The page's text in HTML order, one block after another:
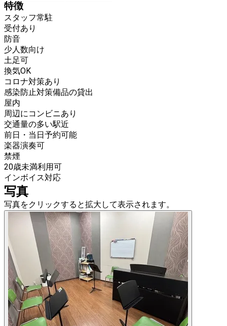
特徴
スタッフ常駐
受付あり
防音
少人数向け
土足可
換気OK
コロナ対策あり
感染防止対策備品の貸出
屋内
周辺にコンビニあり
交通量の多い駅近
前日・当日予約可能
楽器演奏可
禁煙
20歳未満利用可
インボイス対応
写真
写真をクリックすると拡大して表示されます。